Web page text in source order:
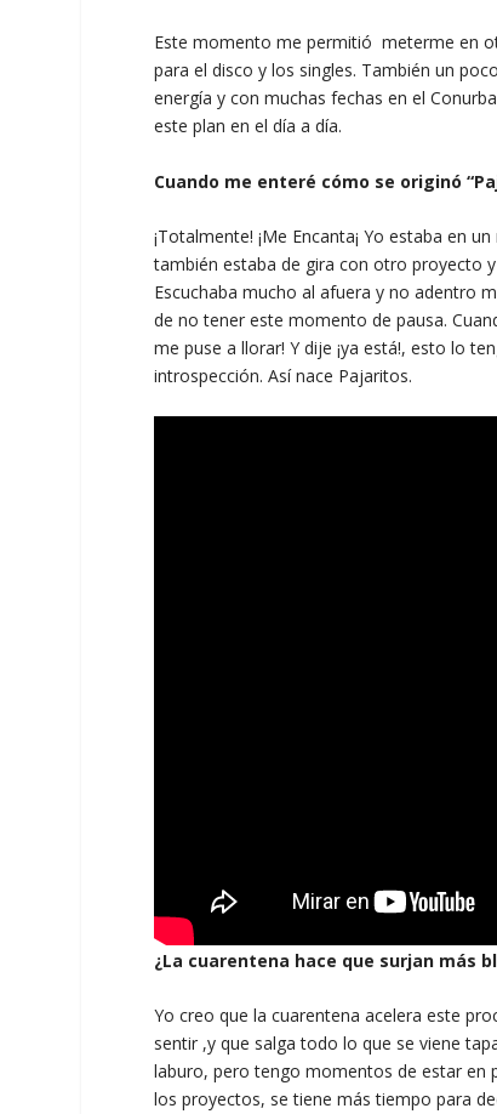
Este momento me permitió meterme en
para el disco y los singles. También un
energía y con muchas fechas en el
este plan en el día a día.
Cuando me enteré cómo se originó
¡Totalmente! ¡Me Encanta¡ Yo estaba en
también estaba de gira con otro proyecto
Escuchaba mucho al afuera y no adentro
de no tener este momento de pausa.
me puse a llorar! Y dije ¡ya está!, esto lo
introspección. Así nace Pajaritos.
¿La cuarentena hace que surjan más
Yo creo que la cuarentena acelera este
sentir ,y que salga todo lo que se viene
laburo, pero tengo momentos de estar en
los proyectos, se tiene más tiempo para